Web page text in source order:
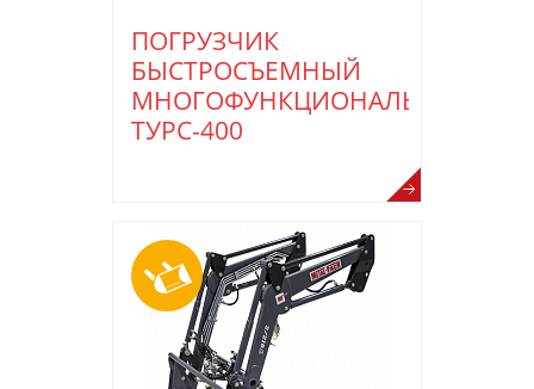
ПОГРУЗЧИК
БЫСТРОСЪЕМНЫЙ
МНОГОФУНКЦИОНАЛЬНЫЙ
ТУРС-400